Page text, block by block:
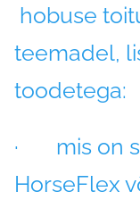
hobuse
teemadel,
toodetega:
· mis on
HorseFlex